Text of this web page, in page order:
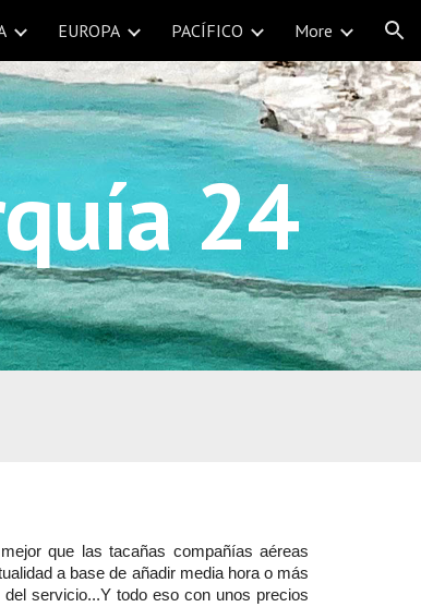
EUROPA PACÍFICO More
24
que las tacañas compañías aéreas
a base de añadir media hora o más
servicio...Y todo eso con unos precios